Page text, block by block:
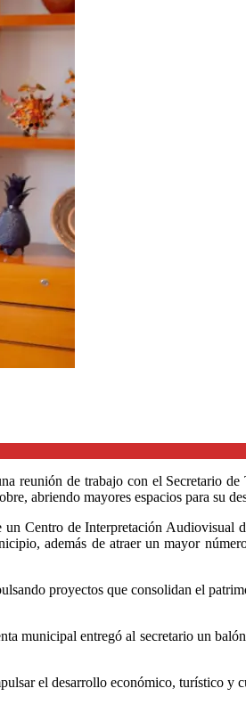
reunión de trabajo con el Secretario
abriendo mayores espacios para su
un Centro de Interpretación
además de atraer un mayor
proyectos que consolidan el
municipal entregó al secretario un
el desarrollo económico, turístico